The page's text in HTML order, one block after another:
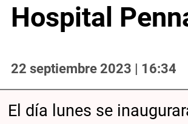
Hospital
22 septiembre 2023 | 16:34
El día lunes se